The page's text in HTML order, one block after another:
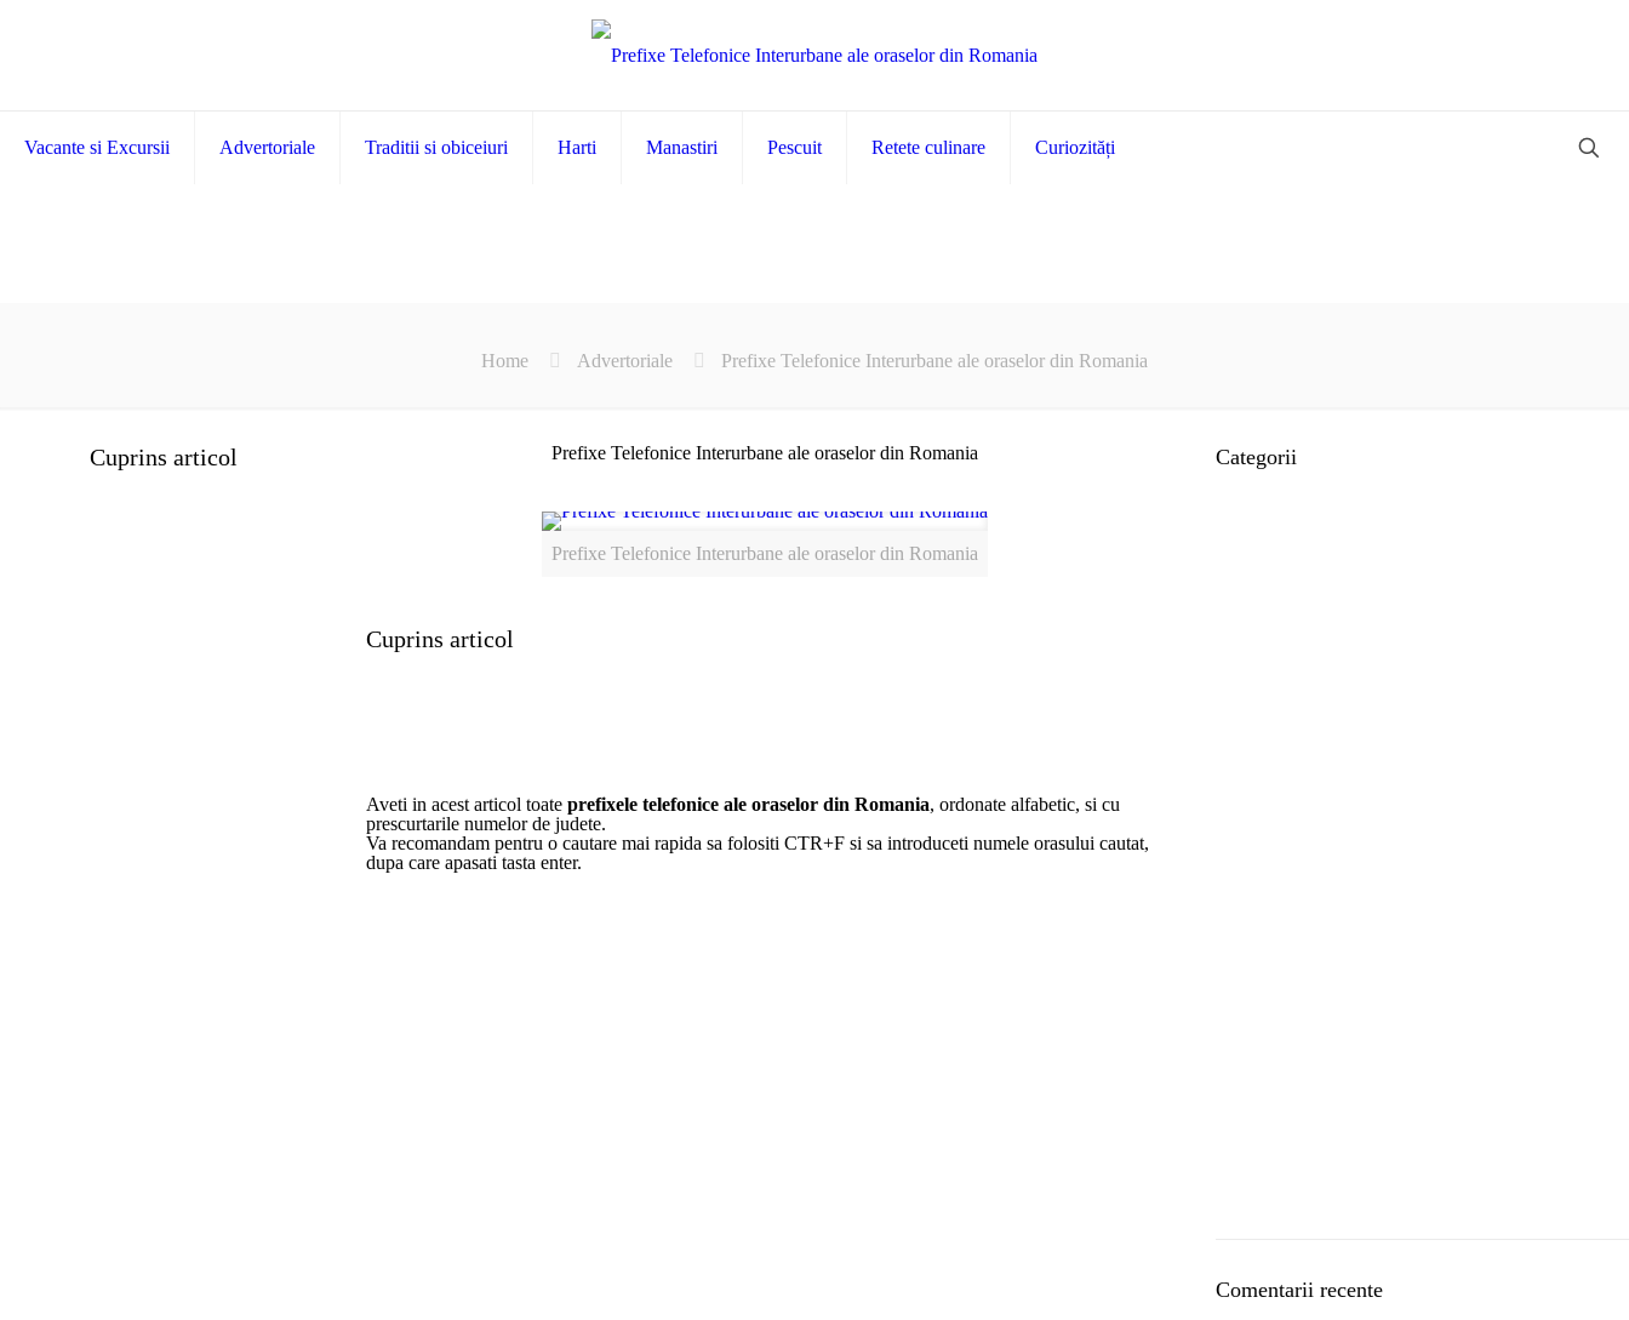
Vacante si Excursii Advertoriale Traditii si obiceiuri Harti Manastiri Pescuit Retete culinare Curiozități
Home Advertoriale Prefixe Telefonice Interurbane ale oraselor din Romania
Cuprins articol Prefixe Telefonice Interurbane ale oraselor din Romania
Prefixe Telefonice Interurbane ale oraselor din Romania
Cuprins articol
Aveti in acest articol toate prefixele telefonice ale oraselor din Romania, ordonate alfabetic, si cu
prescurtarile numelor de judete.
Va recomandam pentru o cautare mai rapida sa folositi CTR+F si sa introduceti numele orasului cautat,
dupa care apasati tasta enter.
Categorii
Comentarii recente